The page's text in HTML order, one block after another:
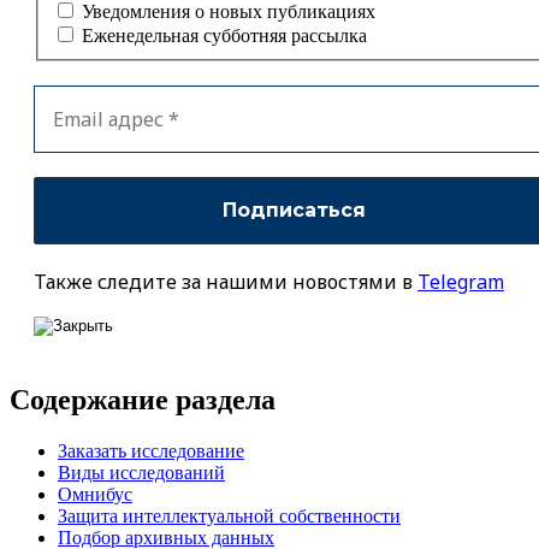
Уведомления о новых публикациях
Еженедельная субботняя рассылка
Также следите за нашими новостями в Telegram
Содержание раздела
Заказать исследование
Виды исследований
Омнибус
Защита интеллектуальной собственности
Подбор архивных данных